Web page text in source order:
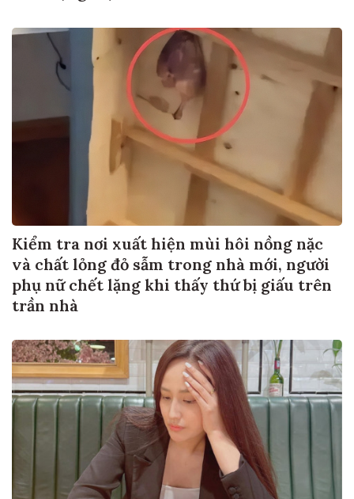
Kiểm tra nơi xuất hiện mùi hôi nồng nặc
và chất lỏng đỏ sẫm trong nhà mới, người
phụ nữ chết lặng khi thấy thứ bị giấu trên
trần nhà